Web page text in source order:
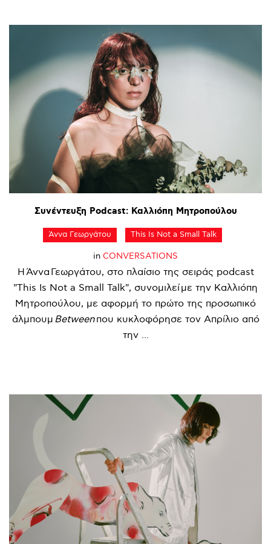
Συνέντευξη Podcast: Καλλιόπη Μητροπούλου
Άννα Γεωργάτου This Is Not a Small Talk
in CONVERSATIONS
Η Άννα Γεωργάτου, στο πλαίσιο της σειράς podcast
"This Is Not a Small Talk", συνομιλεί με την Καλλιόπη
Μητροπούλου, με αφορμή το πρώτο της προσωπικό
άλμπουμ Betweenπου κυκλοφόρησε τον Απρίλιο από
την ...